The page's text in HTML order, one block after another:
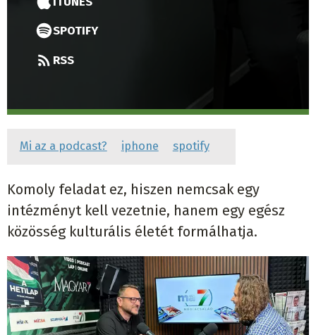
SPOTIFY
RSS
Mi az a podcast? iphone spotify
Komoly feladat ez, hiszen nemcsak egy
intézményt kell vezetnie, hanem egy egész
közösség kulturális életét formálhatja.